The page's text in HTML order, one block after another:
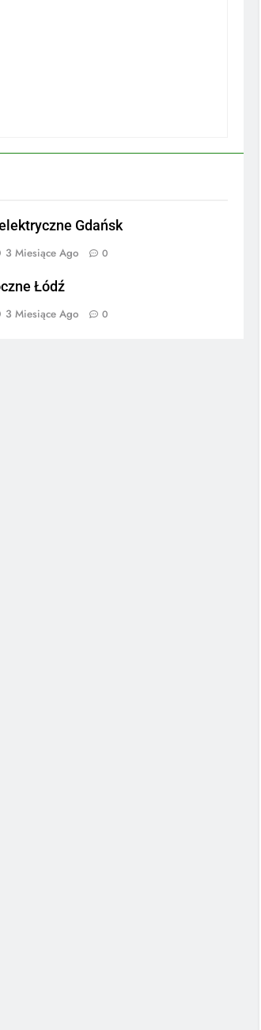
Gdańsk
3 Miesiące Ago 0
Łódź
3 Miesiące Ago 0